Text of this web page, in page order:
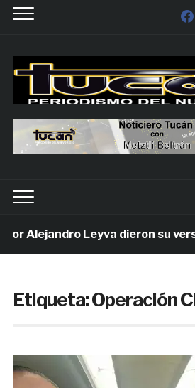
Alejandro Leyva dieron su
Etiqueta:Operación